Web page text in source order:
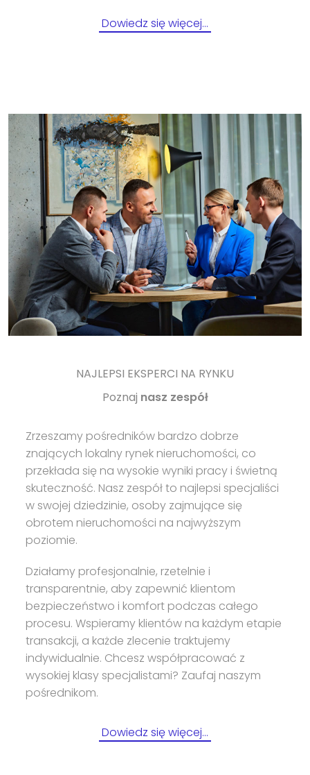
Dowiedz się więcej…
NAJLEPSI EKSPERCI NA RYNKU
Poznaj nasz zespół
Zrzeszamy pośredników bardzo dobrze
znających lokalny rynek nieruchomości, co
przekłada się na wysokie wyniki pracy i świetną
skuteczność. Nasz zespół to najlepsi specjaliści
w swojej dziedzinie, osoby zajmujące się
obrotem nieruchomości na najwyższym
poziomie.
Działamy profesjonalnie, rzetelnie i
transparentnie, aby zapewnić klientom
bezpieczeństwo i komfort podczas całego
procesu. Wspieramy klientów na każdym etapie
transakcji, a każde zlecenie traktujemy
indywidualnie. Chcesz współpracować z
wysokiej klasy specjalistami? Zaufaj naszym
pośrednikom.
Dowiedz się więcej…